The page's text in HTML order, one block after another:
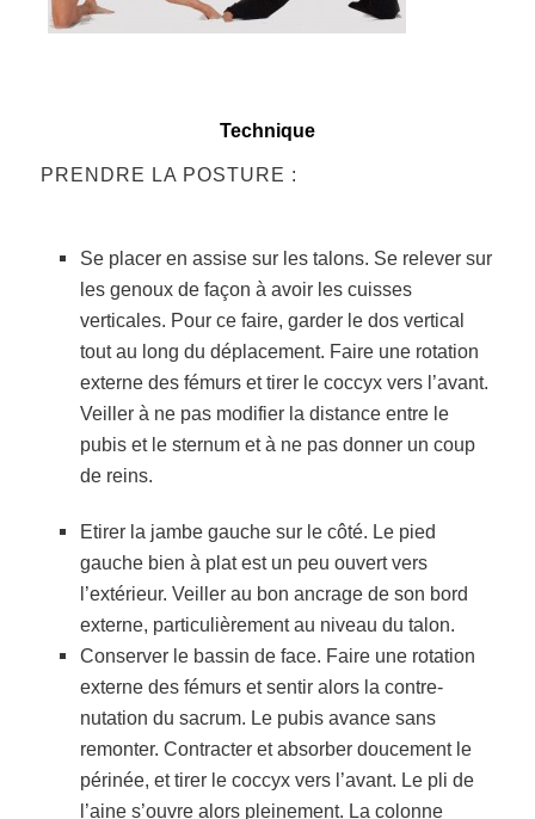
Technique
PRENDRE LA POSTURE :
Se placer en assise sur les talons. Se relever sur
les genoux de façon à avoir les cuisses
verticales. Pour ce faire, garder le dos vertical
tout au long du déplacement. Faire une rotation
externe des fémurs et tirer le coccyx vers l’avant.
Veiller à ne pas modifier la distance entre le
pubis et le sternum et à ne pas donner un coup
de reins.
Etirer la jambe gauche sur le côté. Le pied
gauche bien à plat est un peu ouvert vers
l’extérieur. Veiller au bon ancrage de son bord
externe, particulièrement au niveau du talon.
Conserver le bassin de face. Faire une rotation
externe des fémurs et sentir alors la contre-
nutation du sacrum. Le pubis avance sans
remonter. Contracter et absorber doucement le
périnée, et tirer le coccyx vers l’avant. Le pli de
l’aine s’ouvre alors pleinement. La colonne